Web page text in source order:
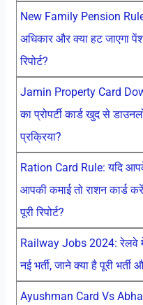
New Family Pension
अधिकार और क्या हट जाएगा
रिपोर्ट?
Jamin Property Card
का प्रोपर्टी कार्ड खुद से
प्रक्रिया?
Ration Card Rule: यदि
आपकी कमाई तो राशन कार्ड
पूरी रिपोर्ट?
Railway Jobs 2024: रेलवे
नई भर्ती, जाने क्या है पूरी
Ayushman Card Vs